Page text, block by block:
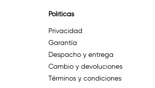
Políticas
Privacidad
Garantía
Despacho y entrega
Cambio y devoluciones
Términos y condiciones